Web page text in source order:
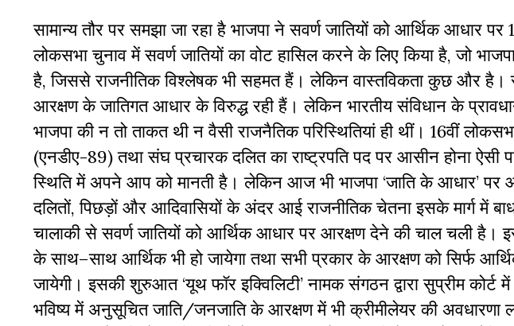
सामान्य तौर पर समझा जा रहा है भाजपा ने सवर्ण जातियों को आर्थिक आधार पर
लोकसभा चुनाव में सवर्ण जातियों का वोट हासिल करने के लिए किया है,जो
है,जिससे राजनीतिक विश्लेषक भी सहमत हैं। लेकिन वास्तविकता कुछ और है।
आरक्षण के जातिगत आधार के विरुद्ध रही हैं। लेकिन भारतीय संविधान के
भाजपा की न तो ताकत थी न वैसी राजनैतिक परिस्थितियां ही थीं। 16वीं
(एनडीए-89)तथा संघ प्रचारक दलित का राष्ट्रपति पद पर आसीन होना ऐसी
स्थिति में अपने आप को मानती है। लेकिन आज भी भाजपा‘जाति के आधार’पर
दलितों,पिछड़ों और आदिवासियों के अंदर आई राजनीतिक चेतना इसके मार्ग में
चालाकी से सवर्ण जातियों को आर्थिक आधार पर आरक्षण देने की चाल चली है।
के साथ–साथ आर्थिक भी हो जायेगा तथा सभी प्रकार के आरक्षण को सिर्फ
जायेगी। इसकी शुरुआत‘यूथ फॉर इक्विलिटी’नामक संगठन द्वारा सुप्रीम कोर्ट में
भविष्य में अनुसूचित जाति/जनजाति के आरक्षण में भी क्रीमीलेयर की अवधारणा